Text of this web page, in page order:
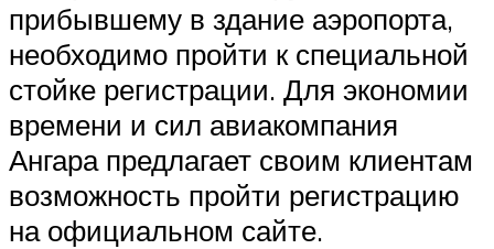
прибывшему в здание аэропорта,
необходимо пройти к специальной
стойке регистрации. Для экономии
времени и сил авиакомпания
Ангара предлагает своим клиентам
возможность пройти регистрацию
на официальном сайте.